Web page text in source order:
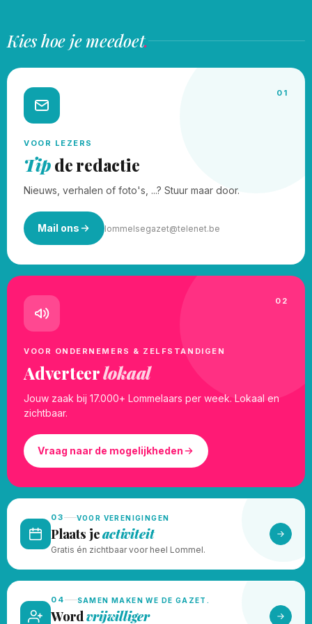
Kies hoe je meedoet.
01
VOOR LEZERS
Tipde redactie
Nieuws, verhalen of foto's, ...? Stuur maar door.
Mail ons lommelsegazet@telenet.be
02
VOOR ONDERNEMERS & ZELFSTANDIGEN
Adverteerlokaal
Jouw zaak bij 17.000+ Lommelaars per week. Lokaal en
zichtbaar.
Vraag naar de mogelijkheden
03 VOOR VERENIGINGEN
Plaats jeactiviteit
Gratis én zichtbaar voor heel Lommel.
04 SAMEN MAKEN WE DE GAZET.
Wordvrijwilliger